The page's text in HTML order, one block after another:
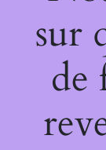
sur
de